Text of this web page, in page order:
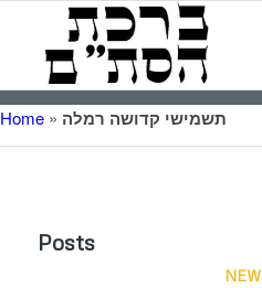
Home » תשמישי קדושה רמלה
Posts